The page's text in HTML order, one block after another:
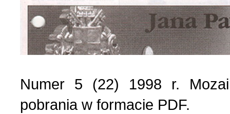
Numer 5 (22) 1998 r.
pobrania w formacie PDF.